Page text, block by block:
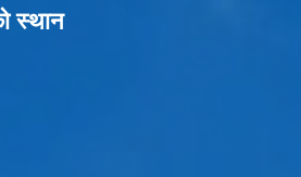
स्थान